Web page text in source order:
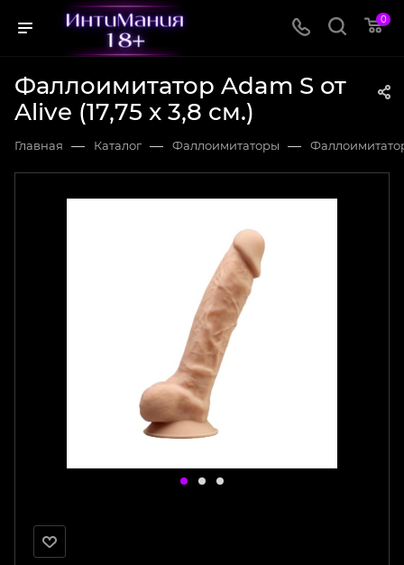
0
Фаллоимитатор Adam S от
Alive (17,75 x 3,8 см.)
Главная — Каталог — Фаллоимитаторы —